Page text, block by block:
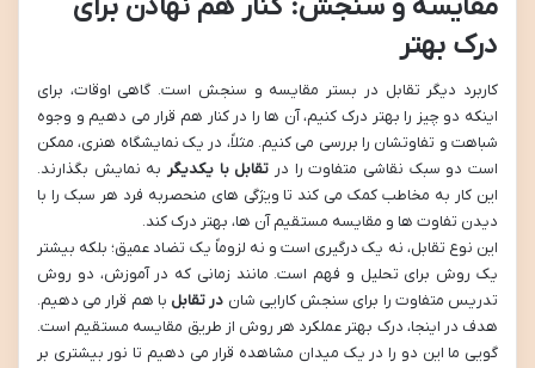
درک بهتر
کاربرد دیگر تقابل در بستر مقایسه و سنجش است. گاهی اوقات، برای
اینکه دو چیز را بهتر درک کنیم، آن ها را در کنار هم قرار می دهیم و وجوه
شباهت و تفاوتشان را بررسی می کنیم. مثلاً، در یک نمایشگاه هنری، ممکن
است دو سبک نقاشی متفاوت را در تقابل با یکدیگر به نمایش بگذارند.
این کار به مخاطب کمک می کند تا ویژگی های منحصربه فرد هر سبک را با
دیدن تفاوت ها و مقایسه مستقیم آن ها، بهتر درک کند.
این نوع تقابل، نه یک درگیری است و نه لزوماً یک تضاد عمیق؛ بلکه بیشتر
یک روش برای تحلیل و فهم است. مانند زمانی که در آموزش، دو روش
تدریس متفاوت را برای سنجش کارایی شان در تقابل با هم قرار می دهیم.
هدف در اینجا، درک بهتر عملکرد هر روش از طریق مقایسه مستقیم است.
گویی ما این دو را در یک میدان مشاهده قرار می دهیم تا نور بیشتری بر